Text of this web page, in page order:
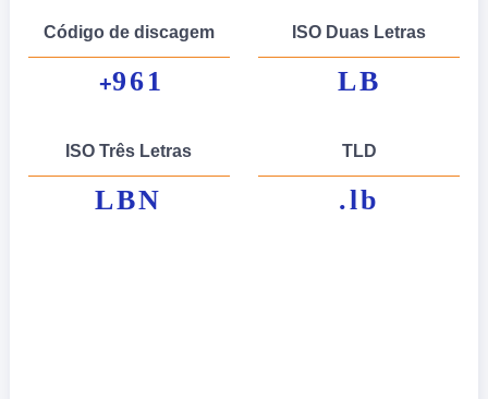
Código de discagem
+961
ISO Duas Letras
LB
ISO Três Letras
LBN
TLD
.lb